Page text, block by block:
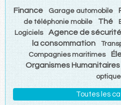
Finance Garage automobile
de téléphonie mobile
Thé
Logiciels Agence de sécurité
la consommation
Compagnies maritimes
Organismes Humanitaires
Toutes les